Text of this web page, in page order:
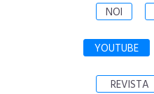
NOI
YOUTUBE
REVISTA